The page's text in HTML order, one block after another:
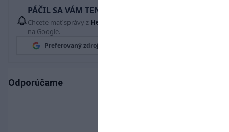
PÁČIL SA VÁM TENTO ČLÁNOK?
Chcete mať správy z Hetrik.sk
na Google.
Preferovaný zdroj
Odporúčame